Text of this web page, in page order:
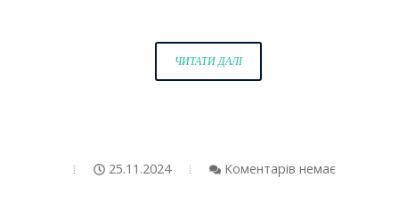
ЧИТАТИ ДАЛІНЕ
ЗАБУВАЙМО
25.11.2024 Коментарів немає